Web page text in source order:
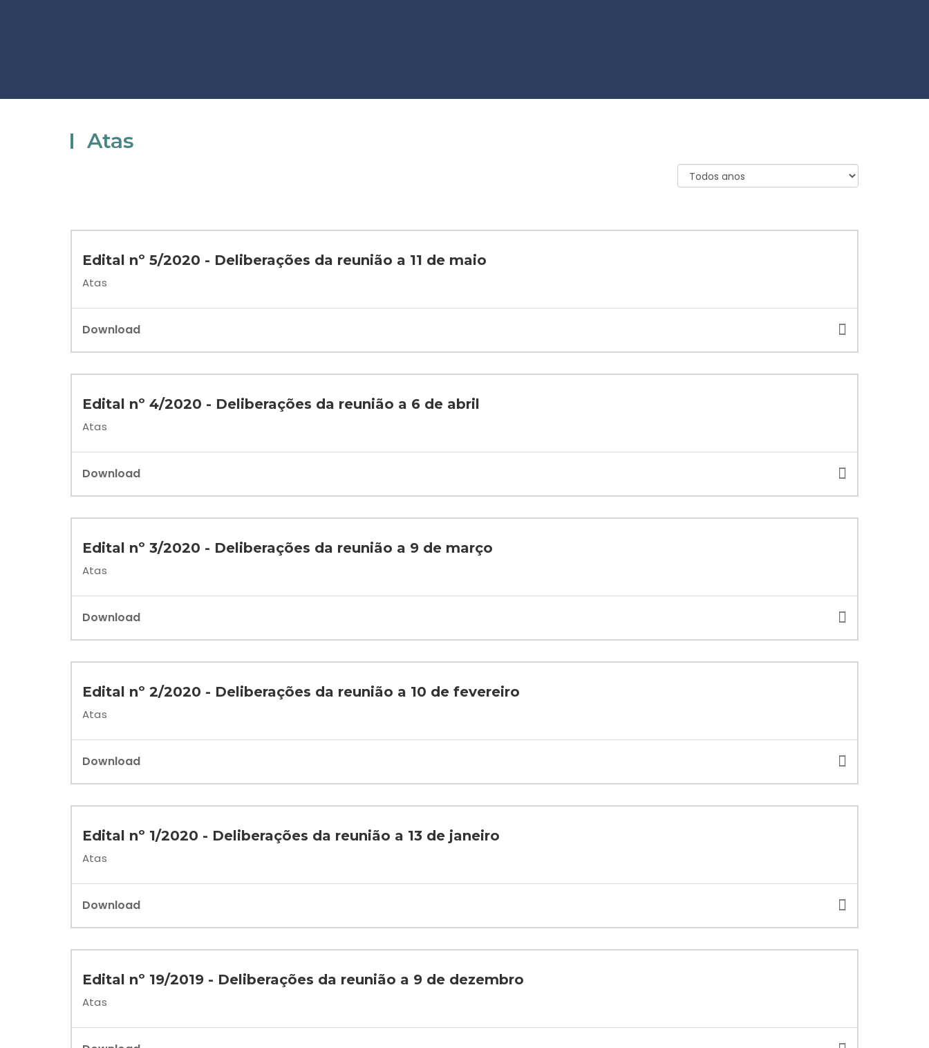
Atas
Edital nº 5/2020 - Deliberações da reunião a 11 de maio
Atas
Download
Edital nº 4/2020 - Deliberações da reunião a 6 de abril
Atas
Download
Edital nº 3/2020 - Deliberações da reunião a 9 de março
Atas
Download
Edital nº 2/2020 - Deliberações da reunião a 10 de fevereiro
Atas
Download
Edital nº 1/2020 - Deliberações da reunião a 13 de janeiro
Atas
Download
Edital nº 19/2019 - Deliberações da reunião a 9 de dezembro
Atas